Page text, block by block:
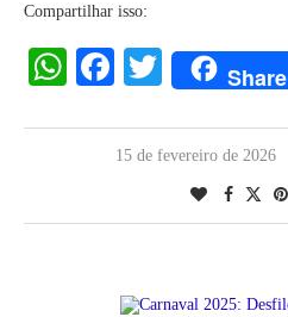
Compartilhar isso:
WhatsApp
Facebook
Twitter
Share
15 de fevereiro de 2026